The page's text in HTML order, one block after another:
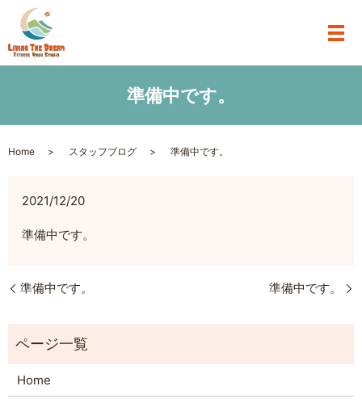
準備中です。
Home スタッフブログ 準備中です。
2021/12/20
準備中です。
準備中です。 準備中です。
Home